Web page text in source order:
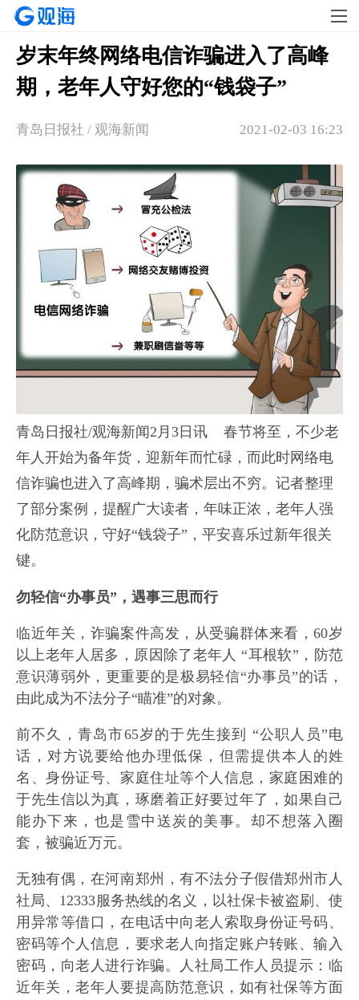
岁末年终网络电信诈骗进入了高峰
期，老年人守好您的“钱袋子”
2021-02-03 16:23
青岛日报社 / 观海新闻
青岛日报社/观海新闻2月3日讯 春节将至，不少老
年人开始为备年货，迎新年而忙碌，而此时网络电
信诈骗也进入了高峰期，骗术层出不穷。记者整理
了部分案例，提醒广大读者，年味正浓，老年人强
化防范意识，守好“钱袋子”，平安喜乐过新年很关
键。
勿轻信“办事员”， 遇事三思而行
临近年关，诈骗案件高发，从受骗群体来看，60岁
以上老年人居多，原因除了老年人 “耳根软”，防范
意识薄弱外，更重要的是极易轻信“办事员”的话，
由此成为不法分子“瞄准”的对象。
前不久，青岛市65岁的于先生接到 “公职人员”电
话，对方说要给他办理低保，但需提供本人的姓
名、身份证号、家庭住址等个人信息，家庭困难的
于先生信以为真，琢磨着正好要过年了，如果自己
能办下来，也是雪中送炭的美事。却不想落入圈
套，被骗近万元。
无独有偶，在河南郑州，有不法分子假借郑州市人
社局、12333服务热线的名义，以社保卡被盗刷、使
用异常等借口，在电话中向老人索取身份证号码、
密码等个人信息，要求老人向指定账户转账、输入
密码，向老人进行诈骗。人社局工作人员提示：临
近年关，老年人要提高防范意识，如有社保等方面